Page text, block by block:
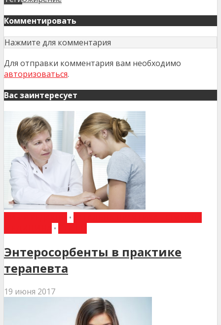
Комментировать
Нажмите для комментария
Для отправки комментария вам необходимо
авторизоваться.
Вас заинтересует
•
•
Энтеросорбенты в практике
терапевта
19 июня 2017